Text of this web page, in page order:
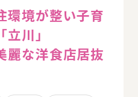
環境が整い子育
川」
麗な洋食店居抜